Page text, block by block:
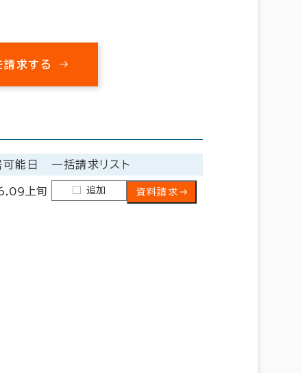
請求する
可能日 一括請求リスト
上旬 追加 資料請求